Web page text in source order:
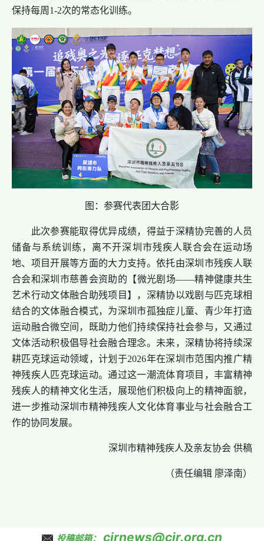
保持每周1-2次的常态化训练。
图：参赛代表团大合影
此次参赛能取得优异成绩，得益于深精协完善的人员
储备与系统训练，离不开深圳市残疾人联合会在运动场
地、项目开展等方面的大力支持。依托由深圳市残疾人联
合会和深圳市慈善会资助的【微光剧场——精神健康共生
艺术行动文体融合助残项目】，深精协以戏剧与匹克球相
结合的文体融合模式，为深圳市孤独症儿童、青少年打造
运动融合微空间，既助力他们持续保持社会参与，又通过
文体活动积极倡导社会融合理念。未来，深精协将持续深
耕匹克球运动领域，计划于2026年在深圳市范围内推广精
神残疾人匹克球运动。通过这一潮流体育项目，丰富精神
残疾人的精神文化生活，展现他们积极向上的精神面貌，
进一步推动深圳市精神残疾人文化体育事业与社会融合工
作的协同发展。
深圳市精神残疾人及亲友协会 供稿
（责任编辑 廖泽南）
投稿邮箱： cjrnews@cjr.org.cn